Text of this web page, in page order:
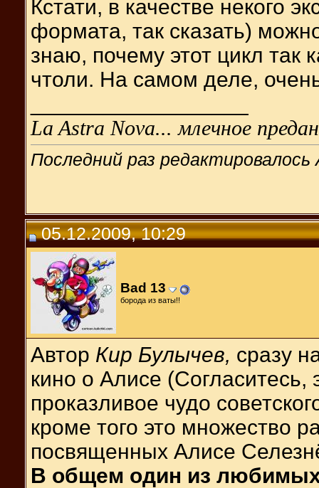
Кстати, в качестве некого
формата, так сказать)
знаю, почему этот цикл так
чтоли. На самом деле,
La Astra Nova... млечное
Последний раз
05.12.2009, 10:29
Bad 13
борода из ваты!!
Автор Кир Булычев, сразу
кино о Алисе
проказливое чудо
кроме того это множество
посвященных Алисе
В общем один из